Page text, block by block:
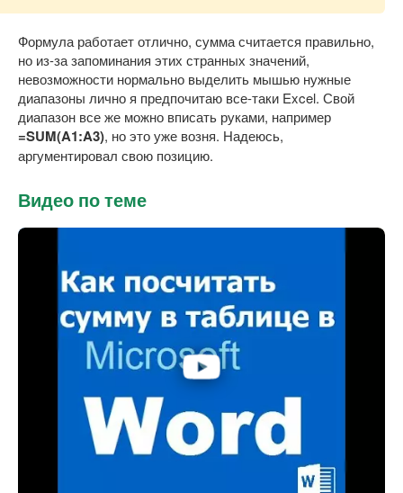
Формула работает отлично, сумма считается правильно,
но из-за запоминания этих странных значений,
невозможности нормально выделить мышью нужные
диапазоны лично я предпочитаю все-таки Excel. Свой
диапазон все же можно вписать руками, например
=SUM(A1:A3), но это уже возня. Надеюсь,
аргументировал свою позицию.
Видео по теме